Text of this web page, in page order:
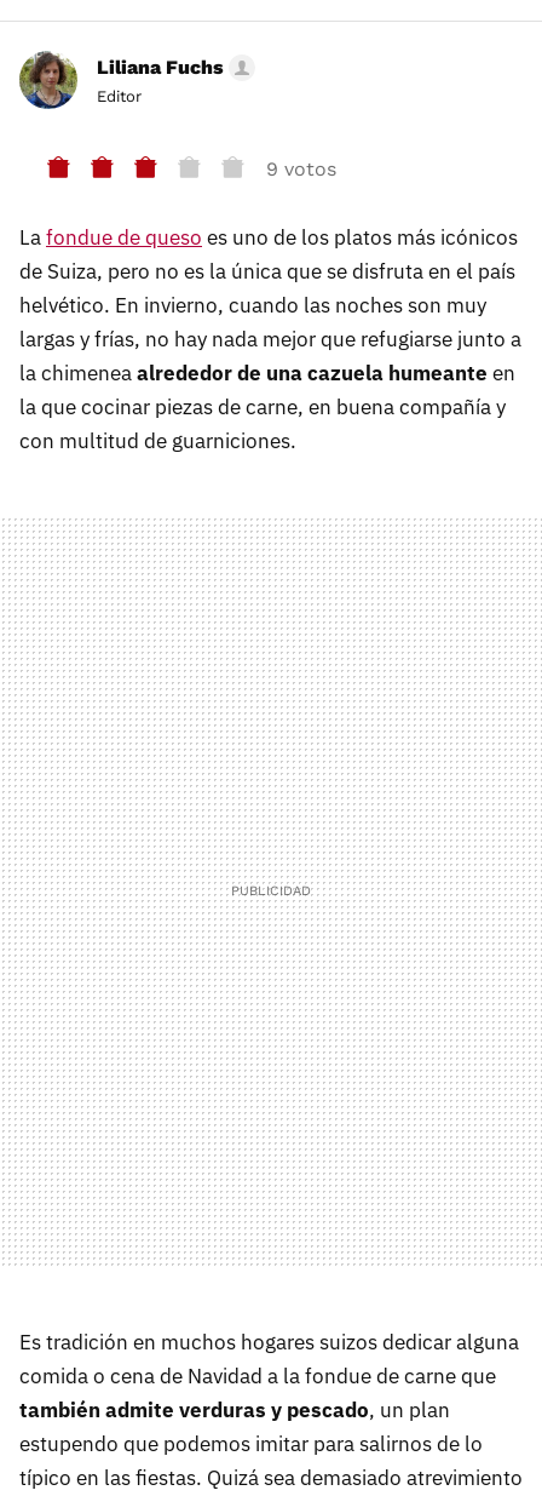
Liliana Fuchs
Editor
9 votos
Lafondue de queso es uno de los platos más icónicos
de Suiza, pero no es la única que se disfruta en el país
helvético. En invierno, cuando las noches son muy
largas y frías, no hay nada mejor que refugiarse junto a
la chimeneaalrededor de una cazuela humeante en
la que cocinar piezas de carne, en buena compañía y
con multitud de guarniciones.
Es tradición en muchos hogares suizos dedicar alguna
comida o cena de Navidad a la fondue de carne que
también admite verduras y pescado, un plan
estupendo que podemos imitar para salirnos de lo
típico en las fiestas. Quizá sea demasiado atrevimiento